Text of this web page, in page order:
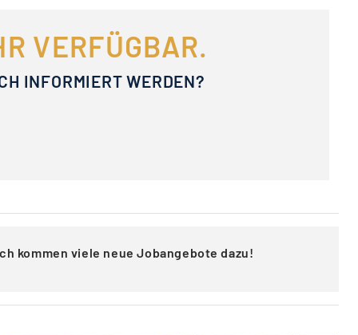
VERFÜGBAR.
INFORMIERT WERDEN?
kommen viele neue Jobangebote dazu!